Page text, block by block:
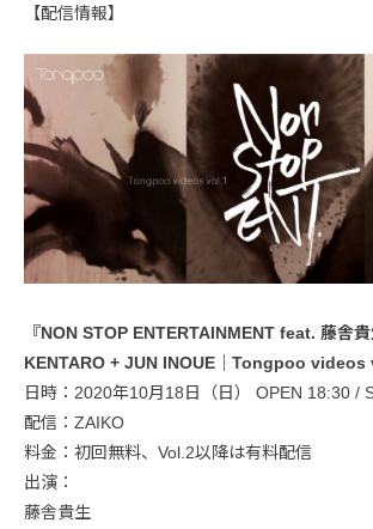
【配信情報】
『NON STOP ENTERTAINMENT feat. 藤舎
KENTARO + JUN INOUE｜Tongpoo videos
日時：2020年10月18日（日） OPEN 18:30 /
配信：ZAIKO
料金：初回無料、Vol.2以降は有料配信
出演：
藤舎貴生